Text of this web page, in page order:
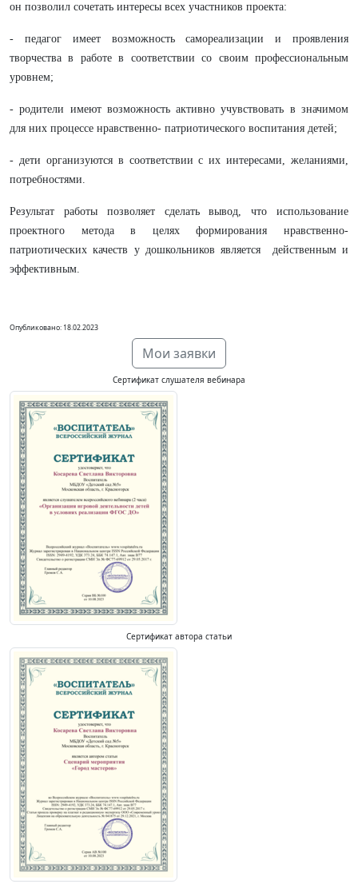
он позволил сочетать интересы всех участников проекта:
- педагог имеет возможность самореализации и проявления
творчества в работе в соответствии со своим профессиональным
уровнем;
- родители имеют возможность активно учувствовать в значимом
для них процессе нравственно- патриотического воспитания детей;
- дети организуются в соответствии с их интересами, желаниями,
потребностями.
Результат работы позволяет сделать вывод, что использование
проектного метода в целях формирования нравственно-
патриотических качеств у дошкольников является действенным и
эффективным.
Опубликовано: 18.02.2023
Мои заявки
Сертификат слушателя вебинара
Сертификат автора статьи